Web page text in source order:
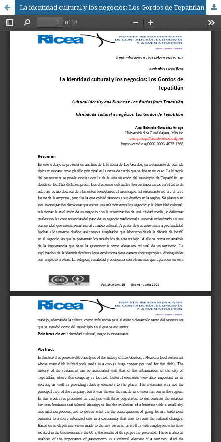
La identidad cultural y los negocios: Los Gordos de Tepatitlán